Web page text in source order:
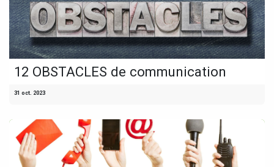
12 OBSTACLES de communication
31 oct. 2023